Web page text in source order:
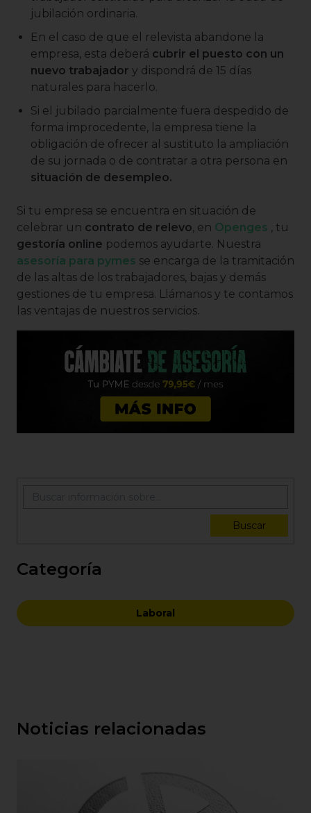
jubilación ordinaria.
En el caso de que el relevista abandone la
empresa, esta deberá cubrir el puesto con un
nuevo trabajador y dispondrá de 15 días
naturales para hacerlo.
Si el jubilado parcialmente fuera despedido de
forma improcedente, la empresa tiene la
obligación de ofrecer al sustituto la ampliación
de su jornada o de contratar a otra persona en
situación de desempleo.
Si tu empresa se encuentra en situación de
celebrar un contrato de relevo, en Openges , tu
gestoría online podemos ayudarte. Nuestra
asesoría para pymes se encarga de la tramitación
de las altas de los trabajadores, bajas y demás
gestiones de tu empresa. Llámanos y te contamos
las ventajas de nuestros servicios.
Buscar
Categoría
Laboral
Noticias relacionadas